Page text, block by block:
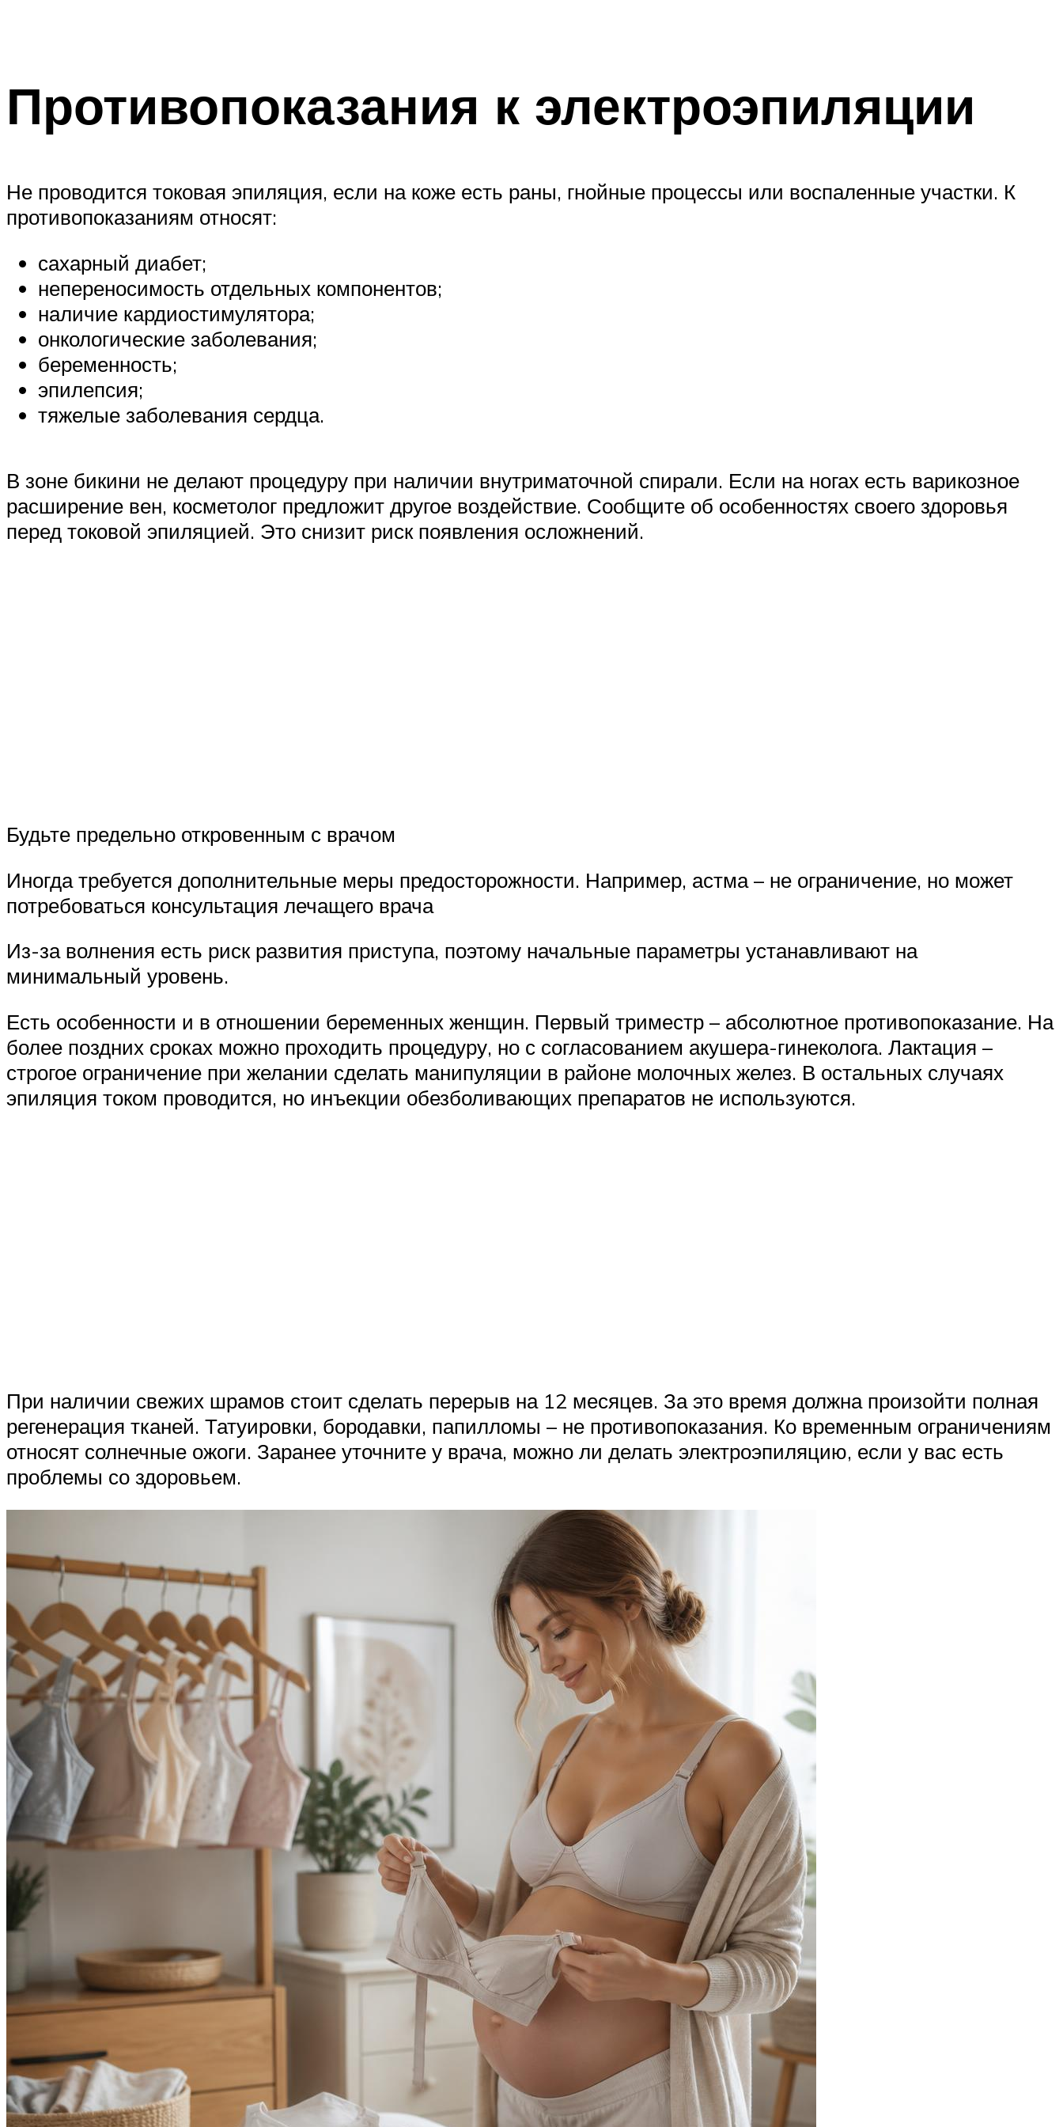
Противопоказания к электроэпиляции
Не проводится токовая эпиляция, если на коже есть раны, гнойные процессы или воспаленные участки. К
противопоказаниям относят:
сахарный диабет;
непереносимость отдельных компонентов;
наличие кардиостимулятора;
онкологические заболевания;
беременность;
эпилепсия;
тяжелые заболевания сердца.
В зоне бикини не делают процедуру при наличии внутриматочной спирали. Если на ногах есть варикозное
расширение вен, косметолог предложит другое воздействие. Сообщите об особенностях своего здоровья
перед токовой эпиляцией. Это снизит риск появления осложнений.
Будьте предельно откровенным с врачом
Иногда требуется дополнительные меры предосторожности. Например, астма – не ограничение, но может
потребоваться консультация лечащего врача
Из-за волнения есть риск развития приступа, поэтому начальные параметры устанавливают на
минимальный уровень.
Есть особенности и в отношении беременных женщин. Первый триместр – абсолютное противопоказание. На
более поздних сроках можно проходить процедуру, но с согласованием акушера-гинеколога. Лактация –
строгое ограничение при желании сделать манипуляции в районе молочных желез. В остальных случаях
эпиляция током проводится, но инъекции обезболивающих препаратов не используются.
При наличии свежих шрамов стоит сделать перерыв на 12 месяцев. За это время должна произойти полная
регенерация тканей. Татуировки, бородавки, папилломы – не противопоказания. Ко временным ограничениям
относят солнечные ожоги. Заранее уточните у врача, можно ли делать электроэпиляцию, если у вас есть
проблемы со здоровьем.